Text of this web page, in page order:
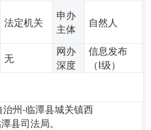
法定机关
申办
主体
自然人
无
网办
深度
信息发布
（Ⅰ级）
州-临潭县城关镇西
县司法局。